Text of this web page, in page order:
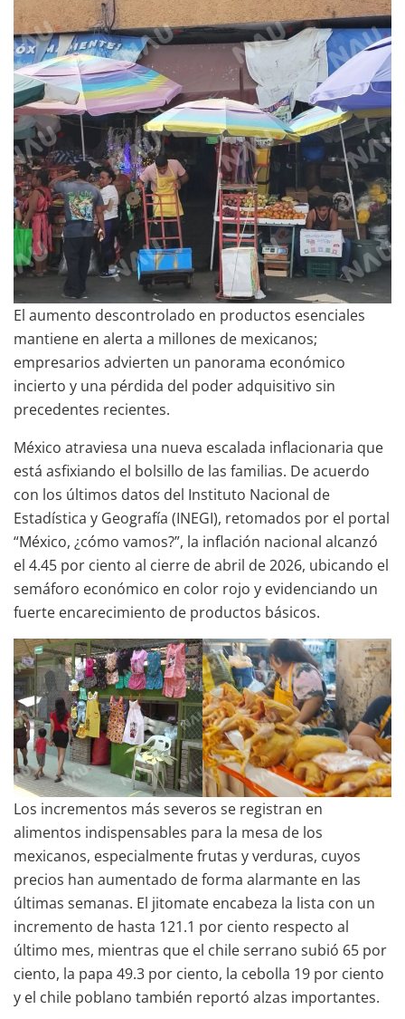
El aumento descontrolado en productos esenciales
mantiene en alerta a millones de mexicanos;
empresarios advierten un panorama económico
incierto y una pérdida del poder adquisitivo sin
precedentes recientes.
México atraviesa una nueva escalada inflacionaria que
está asfixiando el bolsillo de las familias. De acuerdo
con los últimos datos del Instituto Nacional de
Estadística y Geografía (INEGI), retomados por el portal
“México, ¿cómo vamos?”, la inflación nacional alcanzó
el 4.45 por ciento al cierre de abril de 2026, ubicando el
semáforo económico en color rojo y evidenciando un
fuerte encarecimiento de productos básicos.
Los incrementos más severos se registran en
alimentos indispensables para la mesa de los
mexicanos, especialmente frutas y verduras, cuyos
precios han aumentado de forma alarmante en las
últimas semanas. El jitomate encabeza la lista con un
incremento de hasta 121.1 por ciento respecto al
último mes, mientras que el chile serrano subió 65 por
ciento, la papa 49.3 por ciento, la cebolla 19 por ciento
y el chile poblano también reportó alzas importantes.